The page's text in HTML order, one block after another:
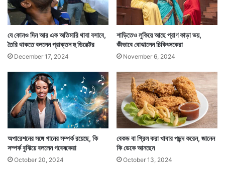
গবেষকেরা জানাচ্ছেন স্রেফ বেশিক্ষণ বসে থাকেন বলে হৃদরোগে
আক্রান্ত হওয়ার সম্ভাবনা বাড়ে। বাড়ে ক্যানসারের সম্ভাবনাও।
যে কোনও দিন আর এক অতিমারি থাবা বসাবে,
তৈরি থাকতে বললেন প্রাক্তন হু ডিরেক্টর
December 17, 2024
শাড়িতেও লুকিয়ে আছে প্রাণ কাড়া ভয়,
কীভাবে বোঝালেন চিকিৎসকেরা
November 6, 2024
অপারেশনের সঙ্গে গানের সম্পর্ক রয়েছে, কি
সম্পর্ক বুঝিয়ে বললেন গবেষকেরা
October 20, 2024
বেকড বা গ্রিল করা খাবার পছন্দ করেন, জানেন
কি ডেকে আনছেন
October 13, 2024